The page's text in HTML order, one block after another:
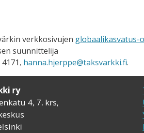
verkkosivujen globaalikasvatus-
suunnittelija
hanna.hjerppe@taksvarkki.fi.
ry
4, 7. krs,